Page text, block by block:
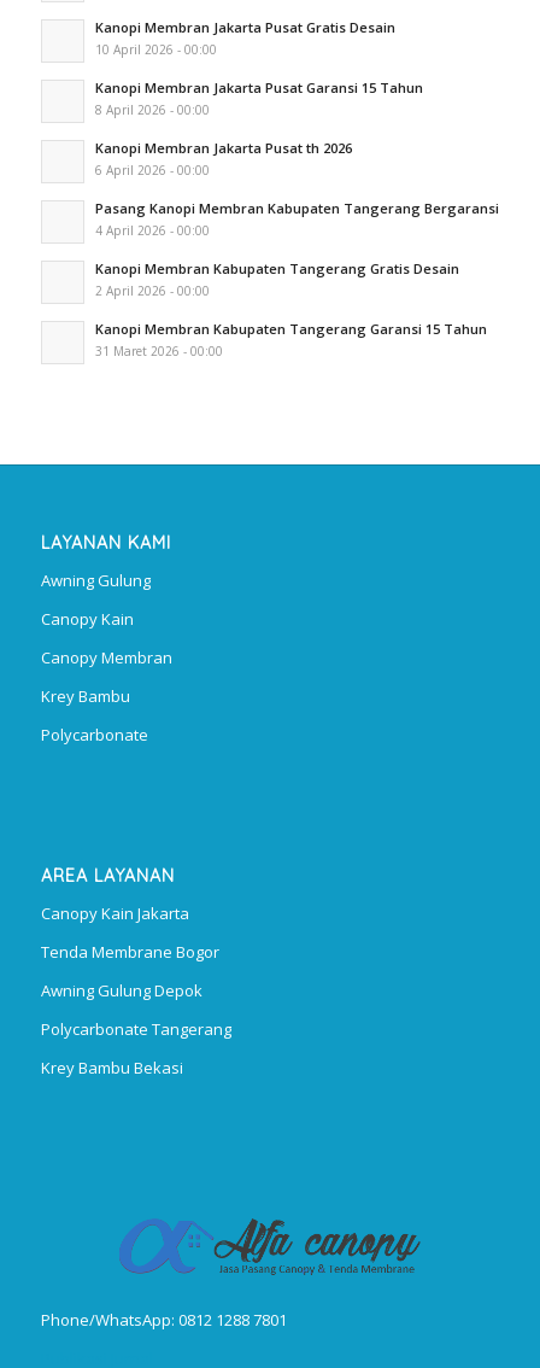
Kanopi Membran Jakarta Pusat Gratis Desain
10 April 2026 - 00:00
Kanopi Membran Jakarta Pusat Garansi 15 Tahun
8 April 2026 - 00:00
Kanopi Membran Jakarta Pusat th 2026
6 April 2026 - 00:00
Pasang Kanopi Membran Kabupaten Tangerang Bergaransi
4 April 2026 - 00:00
Kanopi Membran Kabupaten Tangerang Gratis Desain
2 April 2026 - 00:00
Kanopi Membran Kabupaten Tangerang Garansi 15 Tahun
31 Maret 2026 - 00:00
LAYANAN KAMI
Awning Gulung
Canopy Kain
Canopy Membran
Krey Bambu
Polycarbonate
AREA LAYANAN
Canopy Kain Jakarta
Tenda Membrane Bogor
Awning Gulung Depok
Polycarbonate Tangerang
Krey Bambu Bekasi
Phone/WhatsApp: 0812 1288 7801